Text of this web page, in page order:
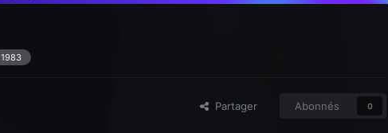
1983
Partager Abonnés 0